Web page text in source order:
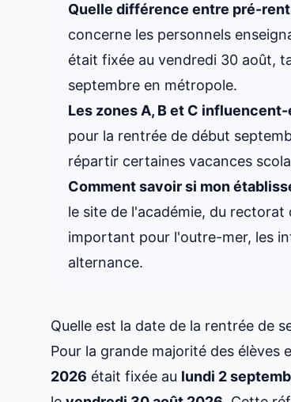
Quelle différence entre pré-
concerne les personnels
était fixée au vendredi 30 août,
septembre en métropole.
Les zones A, B et C
pour la rentrée de début
répartir certaines vacances
Comment savoir si mon
le site de l'académie, du
important pour l'outre-mer, les
alternance.
Quelle est la date de la rentrée de
Pour la grande majorité des élèves
2026 était fixée au lundi 2